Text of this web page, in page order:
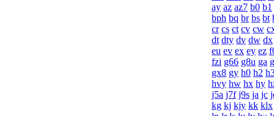
ay az az7 b0 b1
bph bq br bs bt
cr cs ct cv cw
dt dty dv dw dx
eu ev ex ey ez
fzi g66 g8u ga
gx8 gy h0 h2
hvy hw hx hy
j5a j7f j9s ja jc
kg kj kjy kk klx